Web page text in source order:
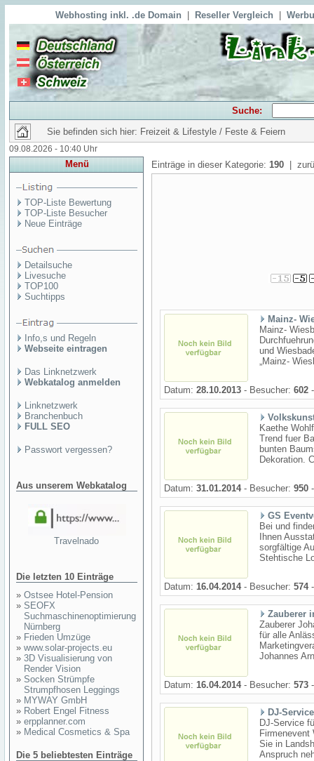
Webhosting inkl. .de Domain Reseller Vergleich
Suche:
Sie befinden sich hier: Freizeit & Lifestyle / Feste & Feiern
09.08.2026 - 10:40 Uhr
Menü
TOP-Liste Bewertung
TOP-Liste Besucher
Neue Einträge
Detailsuche
Livesuche
TOP100
Suchtipps
Info,s und Regeln
Webseite eintragen
Das Linknetzwerk
Webkatalog anmelden
Linknetzwerk
Branchenbuch
FULL SEO
Passwort vergessen?
Aus unserem Webkatalog
Travelnado
Die letzten 10 Einträge
» Ostsee Hotel-Pension
» SEOFX
Suchmaschinenoptimierung
Nürnberg
» Frieden Umzüge
» www.solar-projects.eu
» 3D Visualisierung von
Render Vision
» Socken Strümpfe
Strumpfhosen Leggings
» MYWAY GmbH
» Robert Engel Fitness
» erpplanner.com
» Medical Cosmetics & Spa
Die 5 beliebtesten Einträge
Einträge in dieser Kategorie: 190 |
Mainz-
Mainz-
und
„Mainz-
Datum: 28.10.2013 - Besucher: 602
Kaethe
Trend fuer
bunten
Dekoration.
Datum: 31.01.2014- Besucher: 950
GS
Bei und
Ihnen
sorgfältige
Stehtische
Datum: 16.04.2014- Besucher: 574-
Zauberer
Zauberer
für alle
Johannes
Datum: 16.04.2014- Besucher: 573
DJ-
DJ-Service
Firmenevent
Sie in
Anspruch